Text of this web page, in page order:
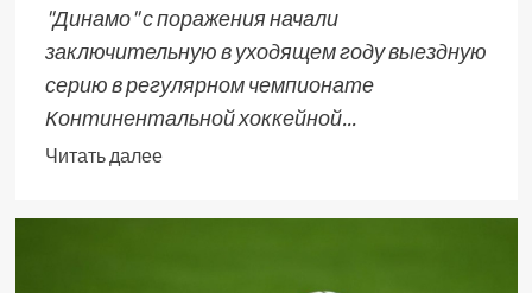
"Динамо" с поражения начали
заключительную в уходящем году выездную
серию в регулярном чемпионате
Континентальной хоккейной...
Читать далее